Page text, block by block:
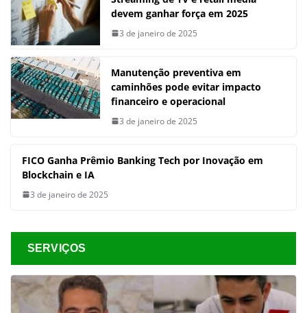
devem ganhar força em 2025
3 de janeiro de 2025
Manutenção preventiva em
caminhões pode evitar impacto
financeiro e operacional
3 de janeiro de 2025
FICO Ganha Prêmio Banking Tech por Inovação em
Blockchain e IA
3 de janeiro de 2025
SERVIÇOS